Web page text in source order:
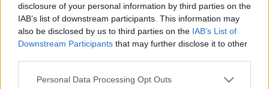
disclosure of your personal information by third parties on the
IAB’s list of downstream participants. This information may
also be disclosed by us to third parties on the IAB’s List of
Downstream Participants that may further disclose it to other
Please note that this website/app uses one or more Google
Personal Data Processing Opt Outs
MÁJUS 29-ÉN, 15:00 ÓRÁTÓL
KÖZMEGHALLGATÁST TARTANAK A GYŐRI
VÁROSHÁZÁN
Akinek véleménye van, ott elmondhatja.
NOVEMBER 28-ÁN TARTJÁK AZ IDEI